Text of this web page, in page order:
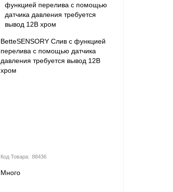
BetteSENSORY Слив с функцией
перелива с помощью датчика
давления требуется вывод 12В
хром
88436
Много